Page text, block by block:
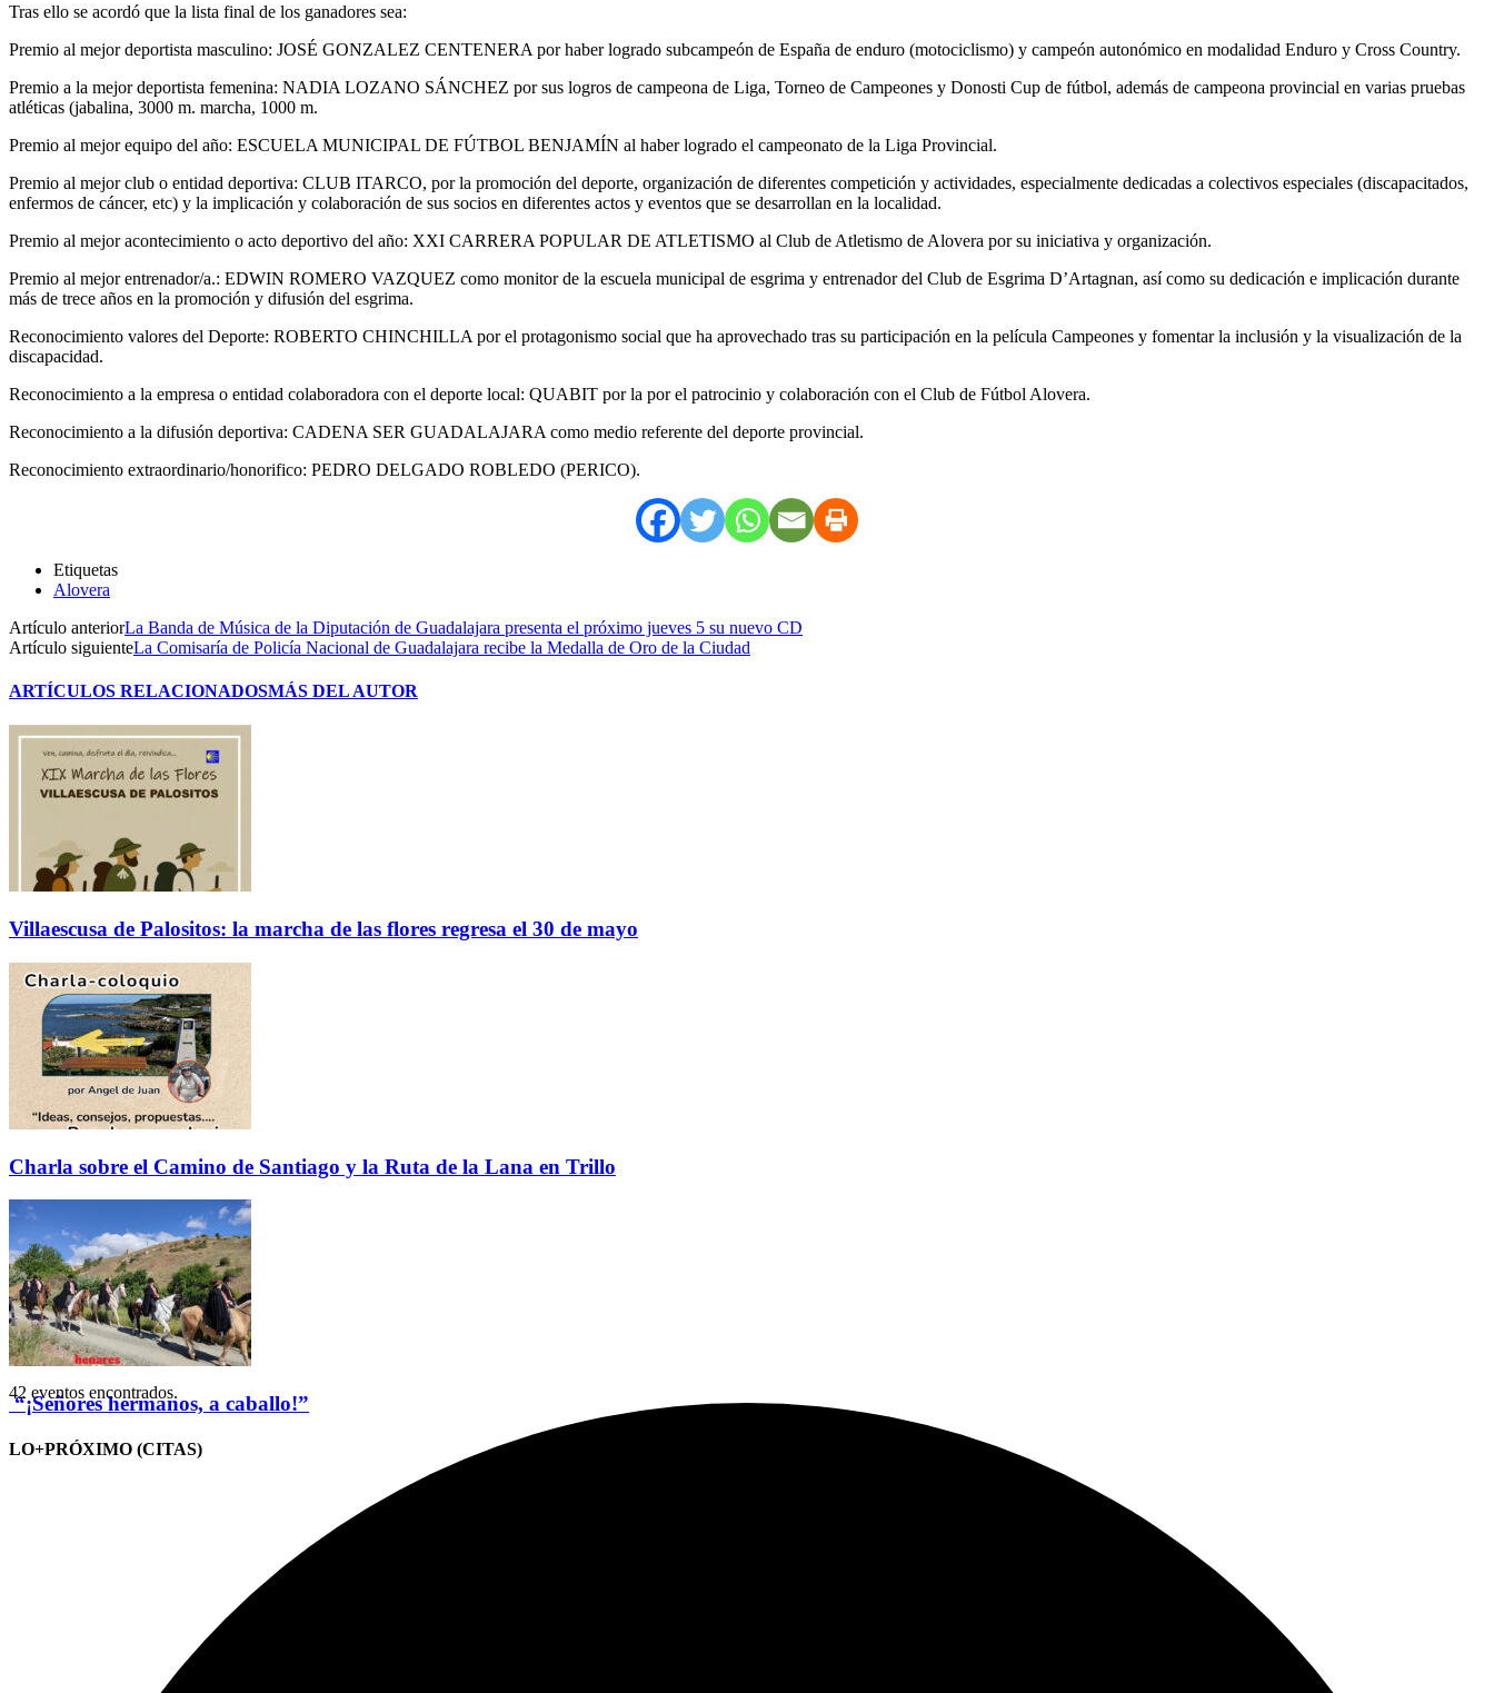
Tras ello se acordó que la lista final de los ganadores sea:
Premio al mejor deportista masculino: JOSÉ GONZALEZ CENTENERA por haber logrado subcampeón de España de enduro (motociclismo) y campeón autonómico en modalidad Enduro y Cross Country.
Premio a la mejor deportista femenina: NADIA LOZANO SÁNCHEZ por sus logros de campeona de Liga, Torneo de Campeones y Donosti Cup de fútbol, además de campeona provincial en varias pruebas
atléticas (jabalina, 3000 m. marcha, 1000 m.
Premio al mejor equipo del año: ESCUELA MUNICIPAL DE FÚTBOL BENJAMÍN al haber logrado el campeonato de la Liga Provincial.
Premio al mejor club o entidad deportiva: CLUB ITARCO, por la promoción del deporte, organización de diferentes competición y actividades, especialmente dedicadas a colectivos especiales (discapacitados,
enfermos de cáncer, etc) y la implicación y colaboración de sus socios en diferentes actos y eventos que se desarrollan en la localidad.
Premio al mejor acontecimiento o acto deportivo del año: XXI CARRERA POPULAR DE ATLETISMO al Club de Atletismo de Alovera por su iniciativa y organización.
Premio al mejor entrenador/a.: EDWIN ROMERO VAZQUEZ como monitor de la escuela municipal de esgrima y entrenador del Club de Esgrima D’Artagnan, así como su dedicación e implicación durante
más de trece años en la promoción y difusión del esgrima.
Reconocimiento valores del Deporte: ROBERTO CHINCHILLA por el protagonismo social que ha aprovechado tras su participación en la película Campeones y fomentar la inclusión y la visualización de la
discapacidad.
Reconocimiento a la empresa o entidad colaboradora con el deporte local: QUABIT por la por el patrocinio y colaboración con el Club de Fútbol Alovera.
Reconocimiento a la difusión deportiva: CADENA SER GUADALAJARA como medio referente del deporte provincial.
Reconocimiento extraordinario/honorifico: PEDRO DELGADO ROBLEDO (PERICO).
Etiquetas
Alovera
Artículo anteriorLa Banda de Música de la Diputación de Guadalajara presenta el próximo jueves 5 su nuevo CD
Artículo siguienteLa Comisaría de Policía Nacional de Guadalajara recibe la Medalla de Oro de la Ciudad
ARTÍCULOS RELACIONADOSMÁS DEL AUTOR
Villaescusa de Palositos: la marcha de las flores regresa el 30 de mayo
Charla sobre el Camino de Santiago y la Ruta de la Lana en Trillo
“¡Señores hermanos, a caballo!”
LO+PRÓXIMO (CITAS)
42 eventos encontrados.